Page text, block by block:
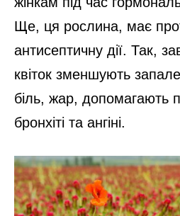
Ще, ця рослина, має
антисептичну дії. Так,
квіток зменшують
біль, жар, допомагають
бронхіті та ангіні.